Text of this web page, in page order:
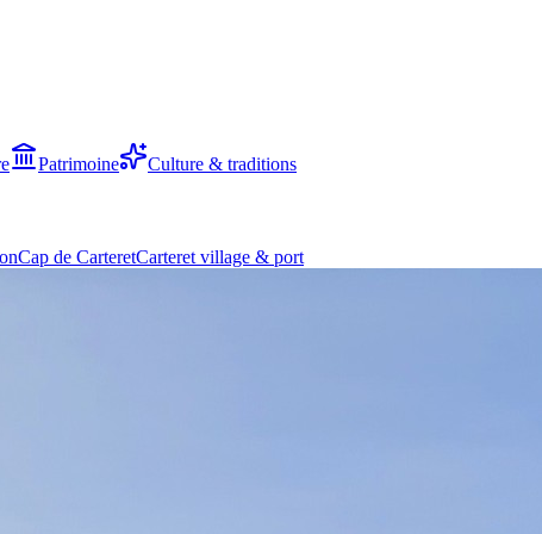
Patrimoine
Culture & traditions
Cap de CarteretCarteret village & port